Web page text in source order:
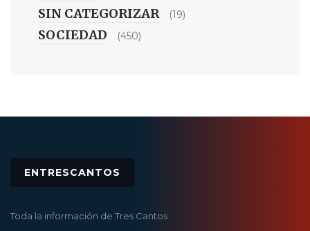
SIN CATEGORIZAR (19)
SOCIEDAD (450)
ENTRESCANTOS
Toda la información de Tres Cantos